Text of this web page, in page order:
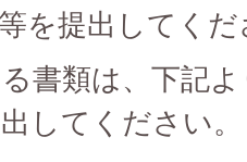
を提出してく
書類は、下記
してください。